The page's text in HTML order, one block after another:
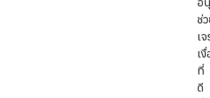
ช่
เ
เ
ที่
ดี